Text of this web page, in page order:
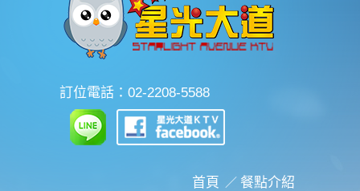
訂位電話：02-2208-5588
首頁 餐點介紹